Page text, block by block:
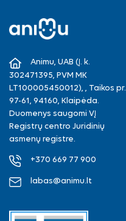
Animu, UAB (Į. k.
302471395, PVM MK
LT100005450012), , Taikos pr.
97-61, 94160, Klaipėda.
Duomenys saugomi VĮ
Registrų centro Juridinių
asmenų registre.
+370 669 77 900
labas@animu.lt